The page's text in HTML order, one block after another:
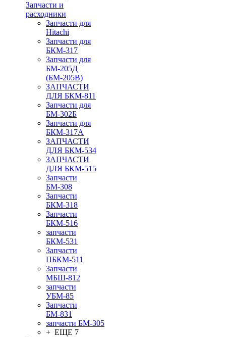
Запчасти и
расходники
Запчасти для
Hitachi
Запчасти для
БКМ-317
Запчасти для
БМ-205Д
(БМ-205В)
ЗАПЧАСТИ
ДЛЯ БКМ-811
Запчасти для
БМ-302Б
Запчасти для
БКМ-317А
ЗАПЧАСТИ
ДЛЯ БКМ-534
ЗАПЧАСТИ
ДЛЯ БКМ-515
Запчасти
БМ-308
Запчасти
БКМ-318
Запчасти
БКМ-516
запчасти
БКМ-531
Запчасти
ПБКМ-511
Запчасти
МБШ-812
запчасти
УБМ-85
Запчасти
БМ-831
запчасти БМ-305
+ ЕЩЕ 7